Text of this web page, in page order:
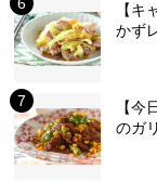
【
かず
【
のガ